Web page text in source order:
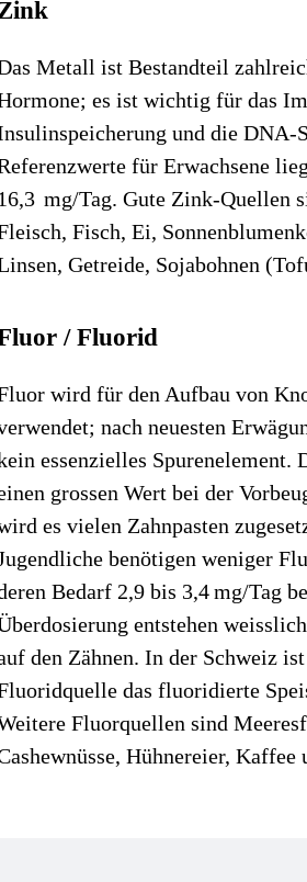
Metall ist Bestandteil
es ist wichtig für das
und die DNA-
für Erwachsene
mg/Tag. Gute Zink-Quellen
Fisch, Ei,
Getreide, Sojabohnen
/ Fluorid
wird für den Aufbau von
nach neuesten
essenzielles Spurenelement.
grossen Wert bei der
es vielen Zahnpasten
benötigen weniger
Bedarf 2,9 bis 3,4 mg/Tag
entstehen
den Zähnen. In der Schweiz
das fluoridierte
Fluorquellen sind
Hühnereier, Kaffee